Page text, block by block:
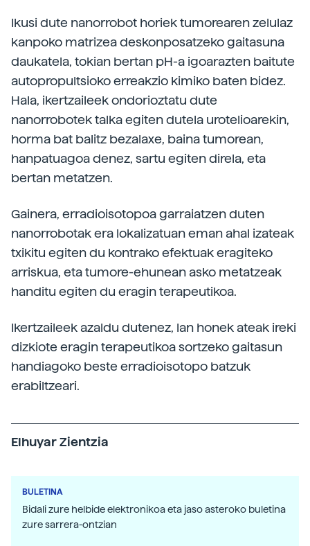
Ikusi dute nanorrobot horiek tumorearen zelulaz
kanpoko matrizea deskonposatzeko gaitasuna
daukatela, tokian bertan pH-a igoarazten baitute
autopropultsioko erreakzio kimiko baten bidez.
Hala, ikertzaileek ondorioztatu dute
nanorrobotek talka egiten dutela urotelioarekin,
horma bat balitz bezalaxe, baina tumorean,
hanpatuagoa denez, sartu egiten direla, eta
bertan metatzen.
Gainera, erradioisotopoa garraiatzen duten
nanorrobotak era lokalizatuan eman ahal izateak
txikitu egiten du kontrako efektuak eragiteko
arriskua, eta tumore-ehunean asko metatzeak
handitu egiten du eragin terapeutikoa.
Ikertzaileek azaldu dutenez, lan honek ateak ireki
dizkiote eragin terapeutikoa sortzeko gaitasun
handiagoko beste erradioisotopo batzuk
erabiltzeari.
Elhuyar Zientzia
BULETINA
Bidali zure helbide elektronikoa eta jaso asteroko buletina
zure sarrera-ontzian